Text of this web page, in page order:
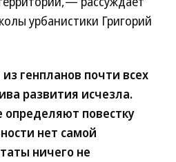
урбанистики Григорий
генпланов почти всех
развития исчезла.
повестку
нет самой
ничего не